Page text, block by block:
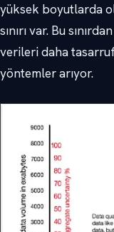
yüksek boyutlarda
sınırı var. Bu
verileri daha
yöntemler arıyor.